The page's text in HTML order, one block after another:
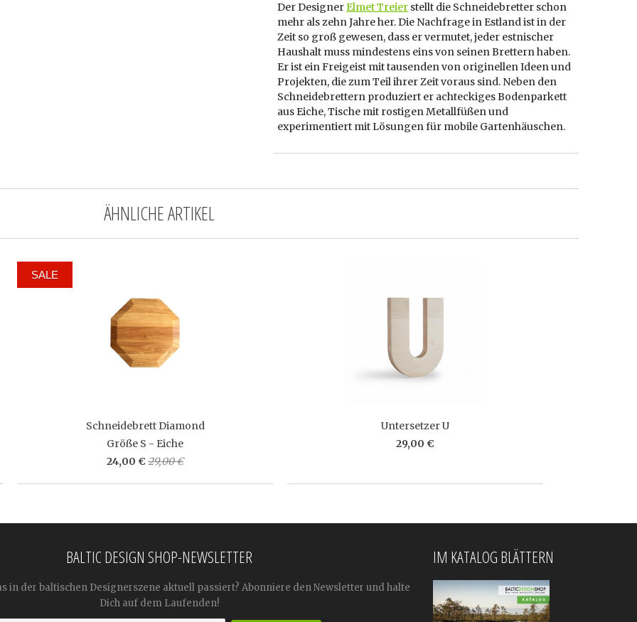
Der DesignerElmet Treier stellt die Schneidebretter schon
mehr als zehn Jahre her. Die Nachfrage in Estland ist in der
Zeit so groß gewesen, dass er vermutet, jeder estnischer
Haushalt muss mindestens eins von seinen Brettern haben.
Er ist ein Freigeist mit tausenden von originellen Ideen und
Projekten, die zum Teil ihrer Zeit voraus sind. Neben den
Schneidebrettern produziert er achteckiges Bodenparkett
aus Eiche, Tische mit rostigen Metallfüßen und
experimentiert mit Lösungen für mobile Gartenhäuschen.
ÄHNLICHE ARTIKEL
Schneidebrett Diamond
Größe S - Eiche
24,00 € 29,00 €
SALE
Untersetzer U
29,00 €
BALTIC DESIGN SHOP-NEWSLETTER
in der baltischen Designerszene aktuell passiert? Abonniere den Newsletter und halte
Dich auf dem Laufenden!
IM KATALOG BLÄTTERN